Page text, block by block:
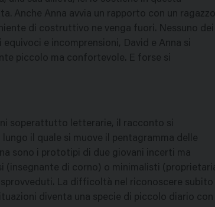
Anche Anna avvia un rapporto con un ragazzo
di costruttivo ne venga fuori. Nessuno dei
e incomprensioni, David e Anna si
piccolo ma confortevole. E forse si
soperattutto letterarie, il racconto si
il quale si muove il pentagramma delle
sono i prototipi di due giovani incerti ma
(insegnante di corno) o minimalisti
La difficoltà nel riconoscere subito
diventa una specie di piccolo diario con